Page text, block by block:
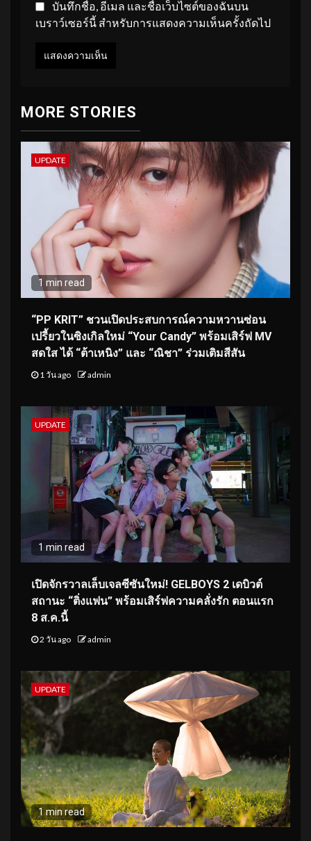
บันทึกชื่อ, อีเมล และชื่อเว็บไซต์ของฉันบน
เบราว์เซอร์นี้ สำหรับการแสดงความเห็นครั้งถัดไป
MORE STORIES
UPDATE
1 min read
“PP KRIT” ชวนเปิดประสบการณ์ความหวานซ่อน
เปรี้ยวในซิงเกิลใหม่ “Your Candy” พร้อมเสิร์ฟ MV
สดใส ได้ “ต้าเหนิง” และ “ณิชา” ร่วมเติมสีสัน
1 วัน ago admin
UPDATE
1 min read
เปิดจักรวาลเล็บเจลซีซันใหม่! GELBOYS 2 เดบิวต์
สถานะ “ติ่งแฟน” พร้อมเสิร์ฟความคลั่งรัก ตอนแรก
8 ส.ค.นี้
2 วัน ago admin
UPDATE
1 min read